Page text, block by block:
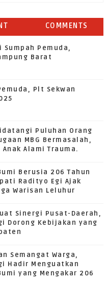
COMMENTS
Pemuda,
Barat
Plt Sekwan
Puluhan Orang
MBG Bermasalah,
Alami Trauma.
Berusia 206 Tahun
Radityo Egi Ajak
Warisan Leluhur
Sinergi Pusat-Daerah,
Dorong Kebijakan yang
Semangat Warga,
Hadir Menguatkan
yang Mengakar 206